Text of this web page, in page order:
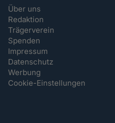
Über uns
Redaktion
Trägerverein
Spenden
Impressum
Datenschutz
Werbung
Cookie-Einstellungen